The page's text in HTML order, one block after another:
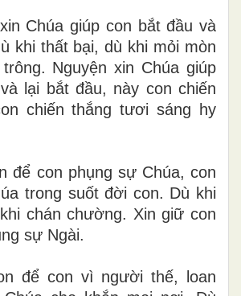
Chúa giúp con bắt đầu và
khi thất bại, dù khi mỏi mòn
Nguyện xin Chúa giúp
lại bắt đầu, này con chiến
chiến thắng tươi sáng hy
để con phụng sự Chúa, con
trong suốt đời con. Dù khi
chán chường. Xin giữ con
sự Ngài.
để con vì người thế, loan